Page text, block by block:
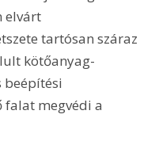
elvárt
tartósan száraz
kötőanyag-
beépítési
falat megvédi a